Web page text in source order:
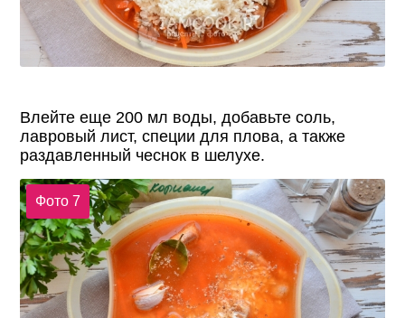
Влейте еще 200 мл воды, добавьте соль,
лавровый лист, специи для плова, а также
раздавленный чеснок в шелухе.
Фото 7